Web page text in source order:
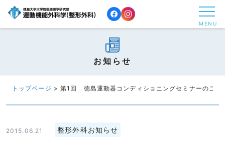
へ
プ
MENU
お知らせ
トップページ >第1回 徳島運動器コンディショニングセミナーのご案
2015.06.21 整形外科お知らせ